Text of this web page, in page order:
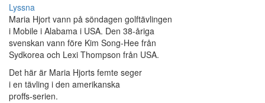
Lyssna
Maria Hjort vann på söndagen golftävlingen
i Mobile i Alabama i USA. Den 38-åriga
svenskan vann före Kim Song-Hee från
Sydkorea och Lexi Thompson från USA.
Det här är Maria Hjorts femte seger
i en tävling i den amerikanska
proffs-serien.